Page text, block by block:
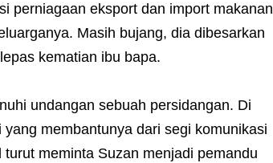
perniagaan eksport dan import makanan
Masih bujang, dia dibesarkan
kematian ibu bapa.
undangan sebuah persidangan. Di
membantunya dari segi komunikasi
meminta Suzan menjadi pemandu